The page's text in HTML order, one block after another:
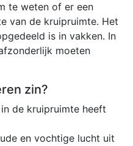
te weten of er een
van de kruipruimte. Het
is in vakken. In
moeten
zin?
de kruipruimte heeft
en vochtige lucht uit